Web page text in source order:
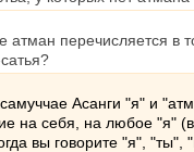
атман перечисляется в
Асанги "я" и
на себя, на любое "я"
вы говорите "я",